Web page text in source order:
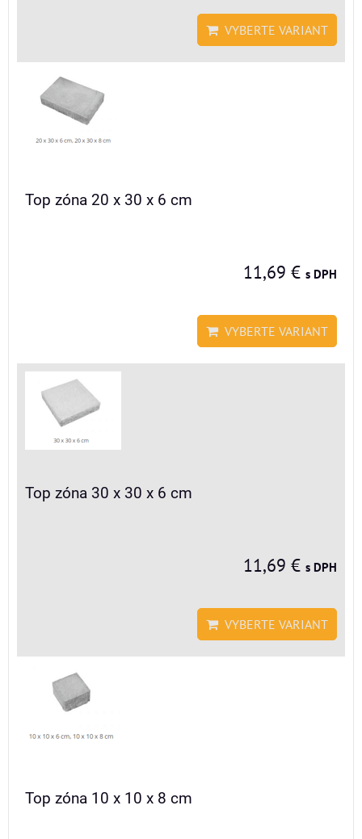
VYBERTE VARIANT
Top zóna 20 x 30 x 6 cm
11,69 € s DPH
VYBERTE VARIANT
Top zóna 30 x 30 x 6 cm
11,69 € s DPH
VYBERTE VARIANT
Top zóna 10 x 10 x 8 cm